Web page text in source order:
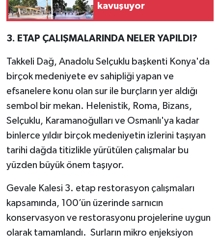
kavuşuyor
3. ETAP ÇALIŞMALARINDA NELER YAPILDI?
Takkeli Dağ, Anadolu Selçuklu başkenti Konya'da
birçok medeniyete ev sahipliği yapan ve
efsanelere konu olan sur ile burçların yer aldığı
sembol bir mekan. Helenistik, Roma, Bizans,
Selçuklu, Karamanoğulları ve Osmanlı'ya kadar
binlerce yıldır birçok medeniyetin izlerini taşıyan
tarihi dağda titizlikle yürütülen çalışmalar bu
yüzden büyük önem taşıyor.
Gevale Kalesi 3. etap restorasyon çalışmaları
kapsamında, 100’ün üzerinde sarnıcın
konservasyon ve restorasyonu projelerine uygun
olarak tamamlandı. Surların mikro enjeksiyon